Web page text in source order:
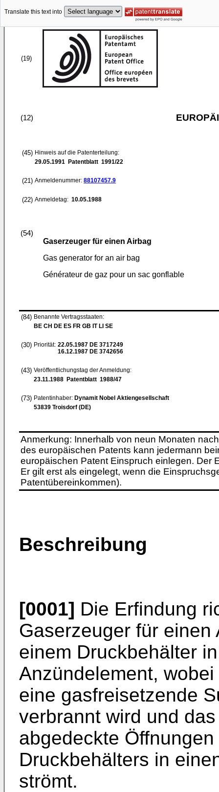
Translate this text into
(19)
(12)
(45) Hinweis auf die Patenterteilung:
29.05.1991 Patentblatt 1991/22
(21) Anmeldenummer: 88107457.9
(22) Anmeldetag: 10.05.1988
(54)
Gaserzeuger für einen Airbag
Gas generator for an air bag
Générateur de gaz pour un sac gonflable
(84) Benannte Vertragsstaaten:
BE CH DE ES FR GB IT LI SE
(30) Priorität: 22.05.1987 DE 3717249
16.12.1987 DE 3742656
(43) Veröffentlichungstag der Anmeldung:
23.11.1988 Patentblatt 1988/47
(73) Patentinhaber: Dynamit Nobel Aktiengesellschaft
53839 Troisdorf (DE)
Anmerkung: Innerhalb von neun Monaten
des europäischen Patents kann jedermann
europäischen Patent Einspruch einlegen. Der
Er gilt erst als eingelegt, wenn die
Patentübereinkommen).
Beschreibung
[0001] Die Erfindung
Gaserzeuger für
einem Druckbehälter
Anzündelement,
eine gasfreisetzende
verbrannt wird und
abgedeckte
Druckbehälters in
strömt.